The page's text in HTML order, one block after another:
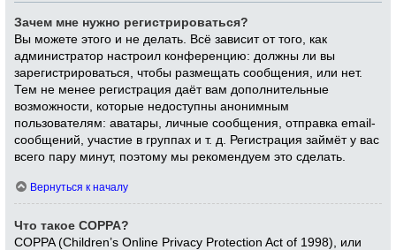
Зачем мне нужно регистрироваться?
Вы можете этого и не делать. Всё зависит от того, как
администратор настроил конференцию: должны ли вы
зарегистрироваться, чтобы размещать сообщения, или нет.
Тем не менее регистрация даёт вам дополнительные
возможности, которые недоступны анонимным
пользователям: аватары, личные сообщения, отправка email-
сообщений, участие в группах и т. д. Регистрация займёт у вас
всего пару минут, поэтому мы рекомендуем это сделать.
Вернуться к началу
Что такое COPPA?
COPPA (Children’s Online Privacy Protection Act of 1998), или